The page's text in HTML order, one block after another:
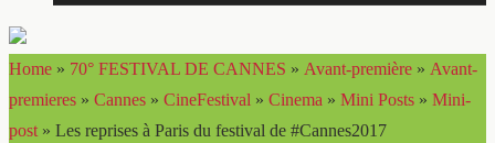
Home » 70° FESTIVAL DE CANNES » Avant-première » Avant-
premieres » Cannes » CineFestival » Cinema » Mini Posts » Mini-
post » Les reprises à Paris du festival de #Cannes2017